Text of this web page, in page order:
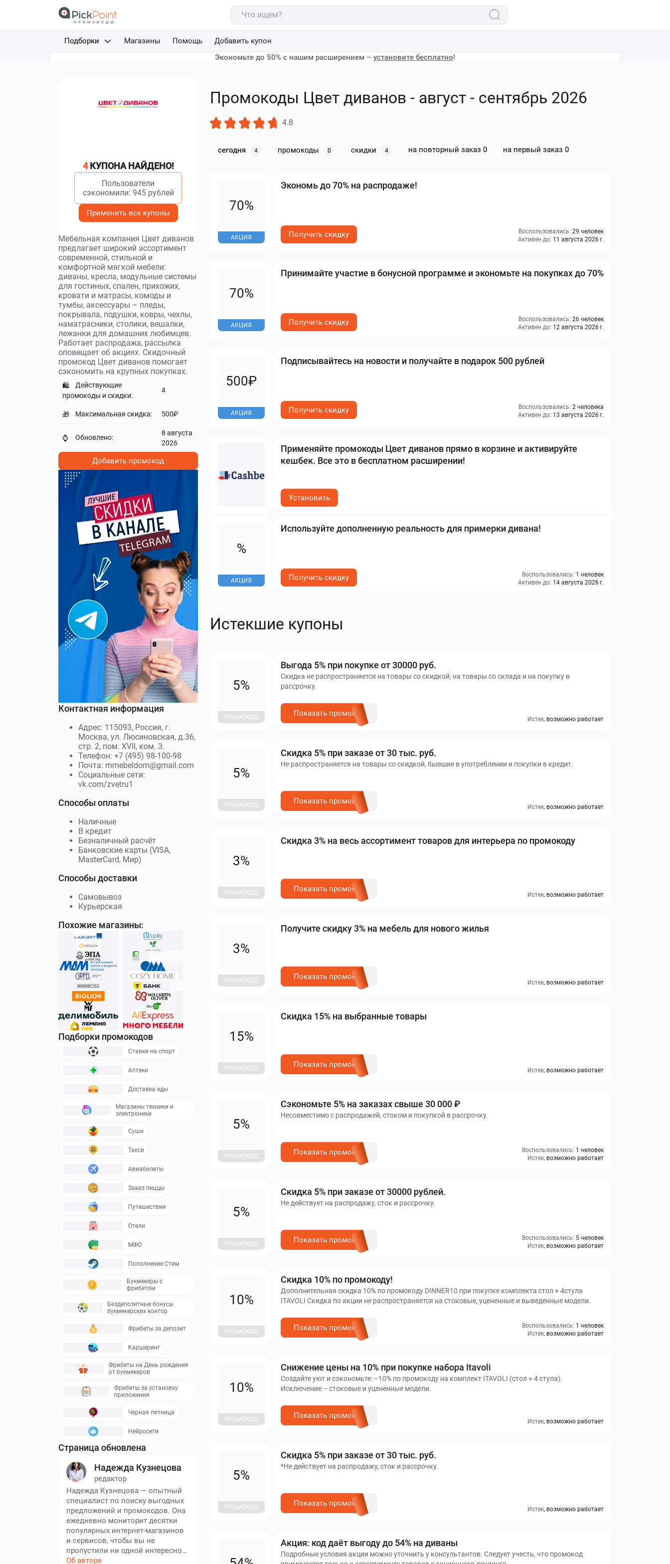
Подборки
Путешествия
Каршеринг
Магазины Помощь
Добавить купон
Экономьте до 50% с нашим расширением – установите бесплатно!
Промокоды Цвет диванов - август - сентябрь 2026
4.8
сегодня 4 промокоды 0 скидки 4 на повторный заказ 0 на первый заказ 0
Экономь до 70% на распродаже!
70%
АКЦИЯ
Воспользовались: 29 человек
Активен до: 11 августа 2026 г.
Получить скидку
Принимайте участие в бонусной программе и экономьте на покупках до 70%
70%
АКЦИЯ
Воспользовались: 26 человек
Активен до: 12 августа 2026 г.
Получить скидку
Подписывайтесь на новости и получайте в подарок 500 рублей
500₽
АКЦИЯ
Воспользовались: 2 человека
Активен до: 13 августа 2026 г.
Получить скидку
Применяйте промокоды Цвет диванов прямо в корзине и активируйте
кешбек. Все это в бесплатном расширении!
Установить
Используйте дополненную реальность для примерки дивана!
%
АКЦИЯ
Воспользовались: 1 человек
Активен до: 14 августа 2026 г.
Получить скидку
Истекшие купоны
Выгода 5% при покупке от 30000 руб.
Скидка не распространяется на товары со скидкой, на товары со склада и на покупку в
рассрочку.
5%
ПРОМОКОД Истек, возможно работает
Показать промокод
Скидка 5% при заказе от 30 тыс. руб.
Не распространяется на товары со скидкой, бывшие в употреблении и покупки в кредит.
5%
ПРОМОКОД Истек, возможно работает
Показать промокод
Скидка 3% на весь ассортимент товаров для интерьера по промокоду
3%
ПРОМОКОД Истек, возможно работает
Показать промокод
Получите скидку 3% на мебель для нового жилья
3%
ПРОМОКОД Истек, возможно работает
Показать промокод
Скидка 15% на выбранные товары
15%
ПРОМОКОД Истек, возможно работает
Показать промокод
Сэкономьте 5% на заказах свыше 30 000 ₽
Несовместимо с распродажей, стоком и покупкой в рассрочку.
5%
ПРОМОКОД
Воспользовались: 1 человек
Истек, возможно работает
Показать промокод
Скидка 5% при заказе от 30000 рублей.
Не действует на распродажу, сток и рассрочку.
5%
ПРОМОКОД
Воспользовались: 5 человек
Истек, возможно работает
Показать промокод
Скидка 10% по промокоду!
Дополнительная скидка 10% по промокоду DINNER10 при покупке комплекта стол + 4стула
ITAVOLI Скидка по акции не распространяется на стоковые, уцененные и выведенные модели.
10%
ПРОМОКОД
Воспользовались: 1 человек
Истек, возможно работает
Показать промокод
Снижение цены на 10% при покупке набора Itavoli
Создайте уют и сэкономьте: –10% по промокоду на комплект ITAVOLI (стол + 4 стула).
Исключение – стоковые и уцененные модели.
10%
ПРОМОКОД Истек, возможно работает
Показать промокод
Скидка 5% при заказе от 30 тыс. руб.
*Не действует на распродажу, сток и рассрочку.
5%
ПРОМОКОД Истек, возможно работает
Показать промокод
Акция: код даёт выгоду до 54% на диваны
Подробные условия акции можно уточнить у консультантов. Следует учесть, что промокод
4КУПОНА НАЙДЕНО!
Пользователи
сэкономили: 945 рублей
Применить все купоны
Мебельная компания Цвет диванов
предлагает широкий ассортимент
современной, стильной и
комфортной мягкой мебели:
диваны, кресла, модульные системы
для гостиных, спален, прихожих,
кровати и матрасы, комоды и
тумбы, аксессуары – пледы,
покрывала, подушки, ковры, чехлы,
наматрасники, столики, вешалки,
лежанки для домашних любимцев.
Работает распродажа, рассылка
оповещает об акциях. Скидочный
промокод Цвет диванов помогает
сэкономить на крупных покупках.
🛍️
Действующие
промокоды и скидки:
4
🎁 Максимальная скидка: 500₽
⌚ Обновлено:
8 августа
2026
Добавить промокод
Контактная информация
Адрес: 115093, Россия, г.
Москва, ул. Люсиновская, д.36,
стр. 2, пом. XVII, ком. 3.
Телефон: +7 (495) 98-100-98
Почта: mmebeldom@gmail.com
Социальные сети:
vk.com/zvetru1
Способы оплаты
Наличные
В кредит
Безналичный расчёт
Банковские карты (VISA,
MasterCard, Мир)
Способы доставки
Самовывоз
Курьерская
Похожие магазины:
Подборки промокодов
Ставки на спорт
Аптеки
Доставка еды
Магазины техники и
электроники
Суши
Такси
Авиабилеты
Заказ пиццы
Путешествия
Отели
МФО
Пополнение Стим
Букмекеры с
фрибетом
Бездепозитные бонусы
букмекерских контор
Фрибеты за депозит
Каршеринг
Фрибеты на День рождения
от букмекеров
Фрибеты за установку
приложения
Черная пятница
Нейросети
Страница обновлена
Надежда Кузнецова
редактор
Надежда Кузнецова — опытный
специалист по поиску выгодных
предложений и промокодов. Она
ежедневно мониторит десятки
популярных интернет-магазинов
и сервисов, чтобы вы не
пропустили ни одной интересной
акции. За годы работы на нашей
Об авторе